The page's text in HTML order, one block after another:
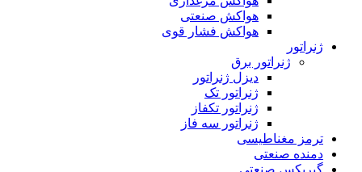
هواکش صنعتی
هواکش فشار قوی
ژنراتور
ژنراتور برق
دیزل ژنراتور
ژنراتور تک
ژنراتور تکفاز
ژنراتور سه فاز
ترمز مغناطیسی
دمنده صنعتی